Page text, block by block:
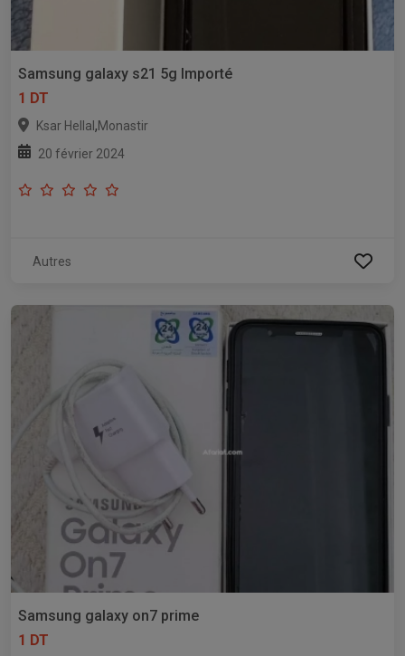
Samsung galaxy s21 5g lmporté
1 DT
Ksar Hellal ,Monastir
20 février 2024
Autres
Samsung galaxy on7 prime
1 DT